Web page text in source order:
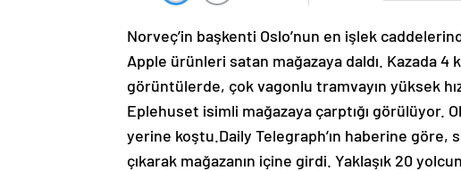
Norveç’in başkenti Oslo’nun en işlek
Apple ürünleri satan mağazaya daldı. Kazada 4
görüntülerde, çok vagonlu tramvayın yüksek
Eplehuset isimli mağazaya çarptığı görülüyor.
yerine koştu.Daily Telegraph’ın haberine göre,
çıkarak mağazanın içine girdi. Yaklaşık 20